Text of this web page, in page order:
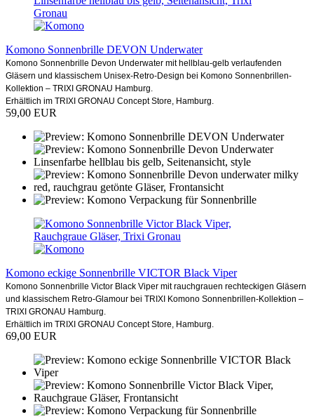
Komono Sonnenbrille DEVON Underwater
Komono Sonnenbrille Devon Underwater mit hellblau-gelb verlaufenden
Gläsern und klassischem Unisex-Retro-Design bei Komono Sonnenbrillen-
Kollektion – TRIXI GRONAU Hamburg.
Erhältlich im TRIXI GRONAU Concept Store, Hamburg.
59,00 EUR
Komono eckige Sonnenbrille VICTOR Black Viper
Komono Sonnenbrille Victor Black Viper mit rauchgrauen rechteckigen Gläsern
und klassischem Retro-Glamour bei TRIXI Komono Sonnenbrillen-Kollektion –
TRIXI GRONAU Hamburg.
Erhältlich im TRIXI GRONAU Concept Store, Hamburg.
69,00 EUR